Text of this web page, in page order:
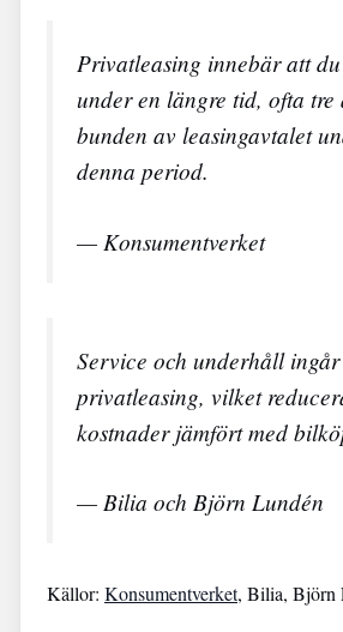
Privatleasing innebär att
under en längre tid, ofta
bunden av leasingavtalet
denna period.
— Konsumentverket
Service och underhåll
privatleasing, vilket
kostnader jämfört med
— Bilia och Björn Lundén
Källor: Konsumentverket, Bilia, Björn